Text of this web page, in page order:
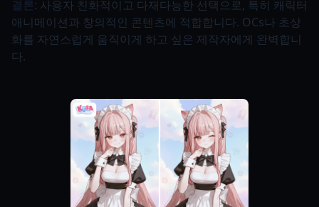
결론: 사용자 친화적이고 다재다능한 선택으로, 특히 캐릭터
애니메이션과 창의적인 콘텐츠에 적합합니다. OCs나 초상
화를 자연스럽게 움직이게 하고 싶은 제작자에게 완벽합니
다.